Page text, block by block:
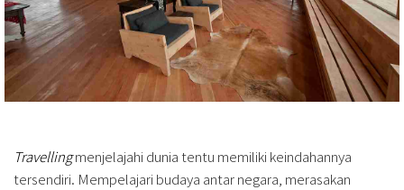
Travellingmenjelajahi dunia tentu memiliki keindahannya
tersendiri. Mempelajari budaya antar negara, merasakan